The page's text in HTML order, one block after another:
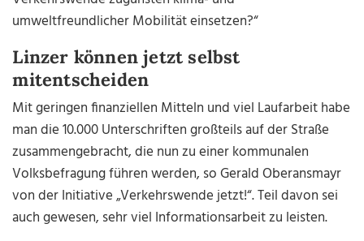
umweltfreundlicher Mobilität einsetzen?“
Linzer können jetzt selbst
mitentscheiden
Mit geringen finanziellen Mitteln und viel Laufarbeit habe
man die 10.000 Unterschriften großteils auf der Straße
zusammengebracht, die nun zu einer kommunalen
Volksbefragung führen werden, so Gerald Oberansmayr
von der Initiative „Verkehrswende jetzt!“. Teil davon sei
auch gewesen, sehr viel Informationsarbeit zu leisten.